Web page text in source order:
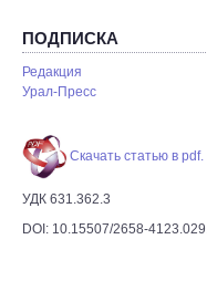
ПОДПИСКА
Редакция
Урал-Пресс
Скачать статью в pdf.
УДК 631.362.3
DOI: 10.15507/2658-